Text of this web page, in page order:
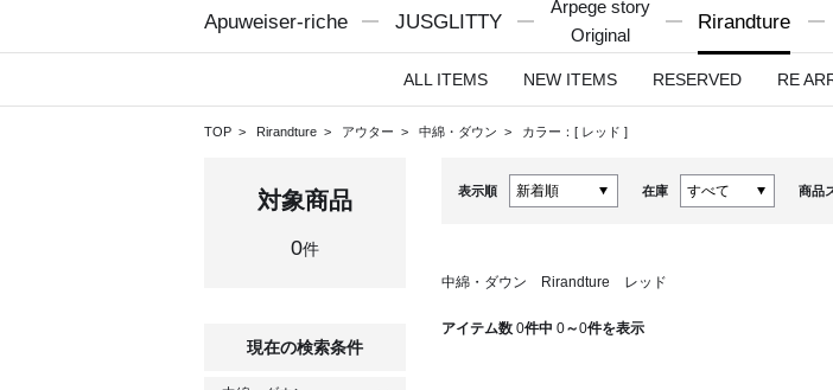
Apuweiser-riche JUSGLITTY
Arpege story
Original
Rirandture
ALL ITEMS NEW ITEMS RESERVED RE
TOP Rirandture アウター 中綿・ダウン カラー：[ レッド ]
対象商品
0件
現在の検索条件
表示順 在庫 商品
中綿・ダウン Rirandture レッド
アイテム数 0件中 0～0件を表示